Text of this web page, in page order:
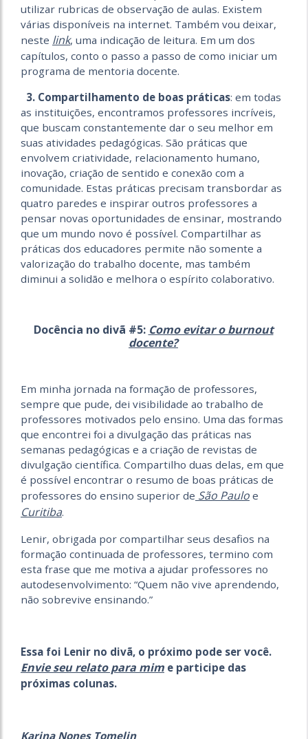
utilizar rubricas de observação de aulas. Existem
várias disponíveis na internet. Também vou deixar,
neste link, uma indicação de leitura. Em um dos
capítulos, conto o passo a passo de como iniciar um
programa de mentoria docente.
3. Compartilhamento de boas práticas: em todas
as instituições, encontramos professores incríveis,
que buscam constantemente dar o seu melhor em
suas atividades pedagógicas. São práticas que
envolvem criatividade, relacionamento humano,
inovação, criação de sentido e conexão com a
comunidade. Estas práticas precisam transbordar as
quatro paredes e inspirar outros professores a
pensar novas oportunidades de ensinar, mostrando
que um mundo novo é possível. Compartilhar as
práticas dos educadores permite não somente a
valorização do trabalho docente, mas também
diminui a solidão e melhora o espírito colaborativo.
Docência no divã #5: Como evitar o burnout
docente?
Em minha jornada na formação de professores,
sempre que pude, dei visibilidade ao trabalho de
professores motivados pelo ensino. Uma das formas
que encontrei foi a divulgação das práticas nas
semanas pedagógicas e a criação de revistas de
divulgação científica. Compartilho duas delas, em que
é possível encontrar o resumo de boas práticas de
professores do ensino superior de São Paulo e
Curitiba.
Lenir, obrigada por compartilhar seus desafios na
formação continuada de professores, termino com
esta frase que me motiva a ajudar professores no
autodesenvolvimento: “Quem não vive aprendendo,
não sobrevive ensinando.”
Essa foi Lenir no divã, o próximo pode ser você.
Envie seu relato para mim e participe das
próximas colunas.
Karina Nones Tomelin